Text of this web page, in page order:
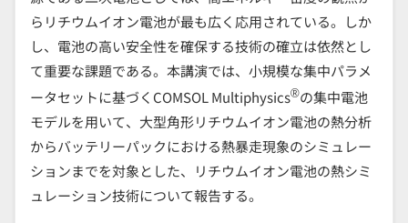
らリチウムイオン電池が最も広く応用されている。しか
し、電池の高い安全性を確保する技術の確立は依然とし
て重要な課題である。本講演では、小規模な集中パラメ
ータセットに基づくCOMSOL Multiphysics®の集中電池
モデルを用いて、大型角形リチウムイオン電池の熱分析
からバッテリーパックにおける熱暴走現象のシミュレー
ションまでを対象とした、リチウムイオン電池の熱シミ
ュレーション技術について報告する。